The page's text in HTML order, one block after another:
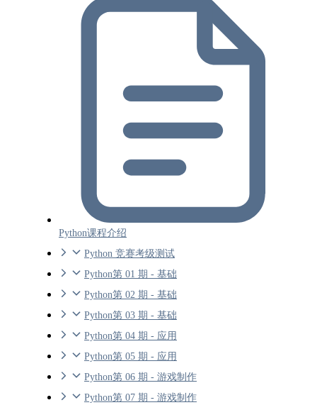
Python课程介绍
Python 竞赛考级测试
Python第 01 期 - 基础
Python第 02 期 - 基础
Python第 03 期 - 基础
Python第 04 期 - 应用
Python第 05 期 - 应用
Python第 06 期 - 游戏制作
Python第 07 期 - 游戏制作